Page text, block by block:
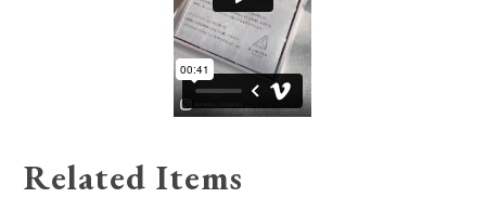
Related Items